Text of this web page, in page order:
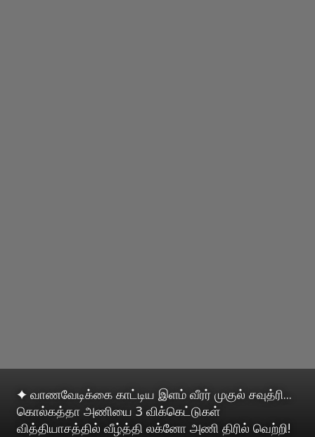
✦ வாணவேடிக்கை காட்டிய இளம் வீரர் முகுல் சவுத்ரி...
கொல்கத்தா அணியை 3 விக்கெட்டுகள்
வித்தியாசத்தில் வீழ்த்தி லக்னோ அணி திரில் வெற்றி!